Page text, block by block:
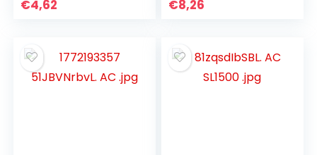
€4,62 €8,26